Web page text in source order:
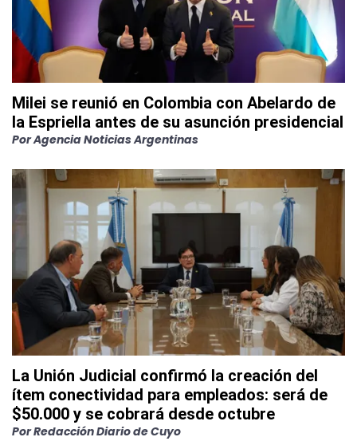
Milei se reunió en Colombia con Abelardo de
la Espriella antes de su asunción presidencial
PorAgencia Noticias Argentinas
La Unión Judicial confirmó la creación del
ítem conectividad para empleados: será de
$50.000 y se cobrará desde octubre
PorRedacción Diario de Cuyo